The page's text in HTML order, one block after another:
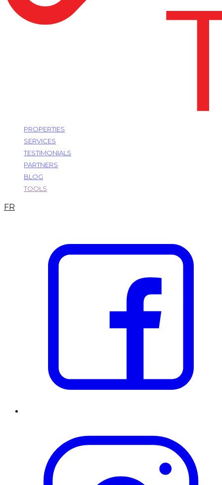
PROPERTIES
SERVICES
TESTIMONIALS
PARTNERS
BLOG
TOOLS
FR